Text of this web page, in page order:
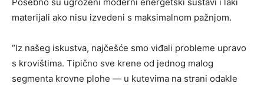
materijali ako nisu izvedeni s maksimalnom pažnjom.
“Iz našeg iskustva, najčešće smo viđali probleme upravo
s krovištima. Tipično sve krene od jednog malog
segmenta krovne plohe — u kutevima na strani odakle